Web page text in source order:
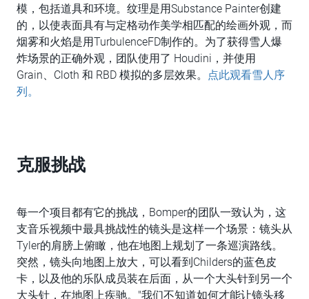
模，包括道具和环境。纹理是用Substance Painter创建
的，以使表面具有与定格动作美学相匹配的绘画外观，而
烟雾和火焰是用TurbulenceFD制作的。为了获得雪人爆
炸场景的正确外观，团队使用了 Houdini，并使用
Grain、Cloth 和 RBD 模拟的多层效果。
点此观看雪人序
列。
克服挑战
每一个项目都有它的挑战，Bomper的团队一致认为，这
支音乐视频中最具挑战性的镜头是这样一个场景：镜头从
Tyler的肩膀上俯瞰，他在地图上规划了一条巡演路线。
突然，镜头向地图上放大，可以看到Childers的蓝色皮
卡，以及他的乐队成员装在后面，从一个大头针到另一个
大头针，在地图上疾驰。"我们不知道如何才能让镜头移